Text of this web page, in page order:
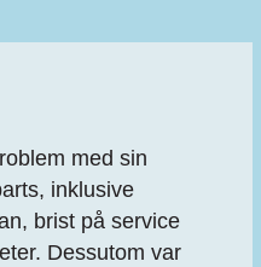
med sin
inklusive
brist på service
Dessutom var